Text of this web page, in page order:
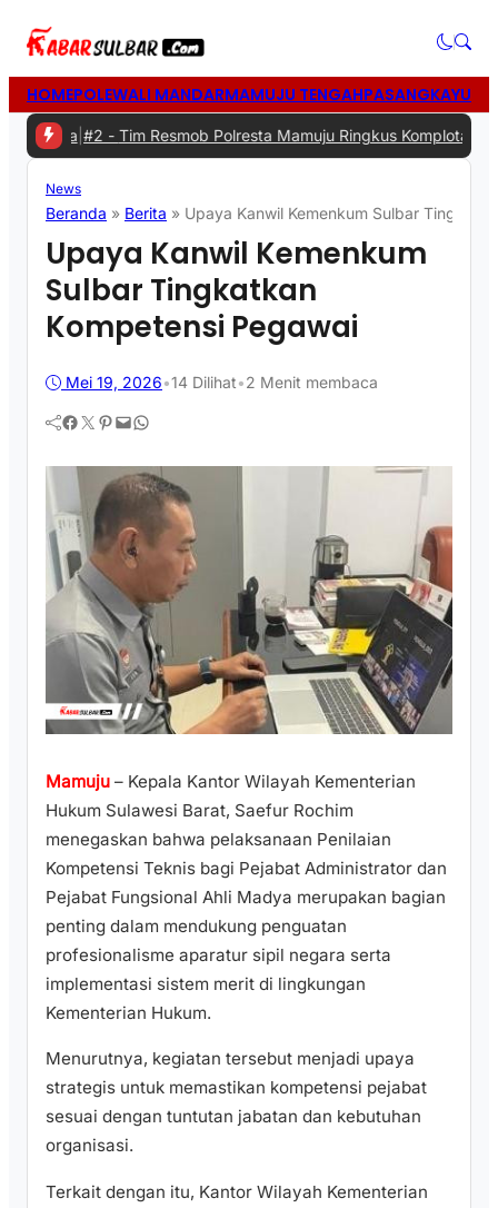
HOMEPOLEWALI MANDARMAMUJU TENGAHPASANGKAYU
#2 - Tim Resmob Polresta Mamuju Ringkus Komplotan Spesialis
News
Beranda » Berita » Upaya Kanwil Kemenkum Sulbar
Upaya Kanwil Kemenkum
Sulbar Tingkatkan
Kompetensi Pegawai
Mei 19, 2026•14 Dilihat•2 Menit membaca
Facebook Twitter Pinterest Mail WhatsApp
Mamuju – Kepala Kantor Wilayah Kementerian
Hukum Sulawesi Barat, Saefur Rochim
menegaskan bahwa pelaksanaan Penilaian
Kompetensi Teknis bagi Pejabat Administrator dan
Pejabat Fungsional Ahli Madya merupakan bagian
penting dalam mendukung penguatan
profesionalisme aparatur sipil negara serta
implementasi sistem merit di lingkungan
Kementerian Hukum.
Menurutnya, kegiatan tersebut menjadi upaya
strategis untuk memastikan kompetensi pejabat
sesuai dengan tuntutan jabatan dan kebutuhan
organisasi.
Terkait dengan itu, Kantor Wilayah Kementerian